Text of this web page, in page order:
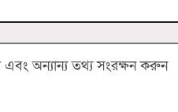
অন্যান্য তথ্য সংরক্ষন করুন